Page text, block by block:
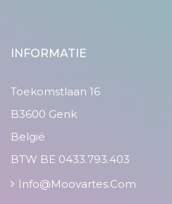
INFORMATIE
Toekomstlaan 16
B3600 Genk
België
BTW BE 0433.793.403
Info@moovartes.com